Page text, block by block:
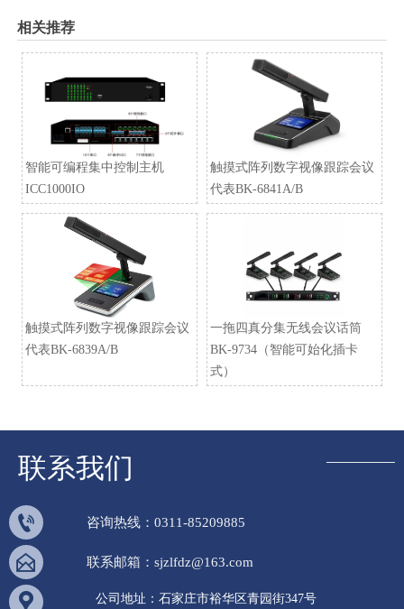
相关推荐
智能可编程集中控制主机
ICC1000IO
触摸式阵列数字视像跟踪会议
代表BK-6841A/B
触摸式阵列数字视像跟踪会议
代表BK-6839A/B
一拖四真分集无线会议话筒
BK-9734（智能可始化插卡
式）
联系我们
 咨询热线：0311-85209885
 联系邮箱：sjzlfdz@163.com
 公司地址：石家庄市裕华区青园街347号